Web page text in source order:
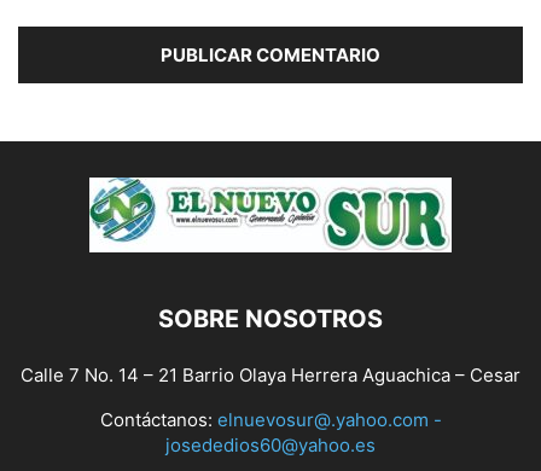
SOBRE NOSOTROS
Calle 7 No. 14 – 21 Barrio Olaya Herrera Aguachica – Cesar
Contáctanos: elnuevosur@.yahoo.com -
josededios60@yahoo.es